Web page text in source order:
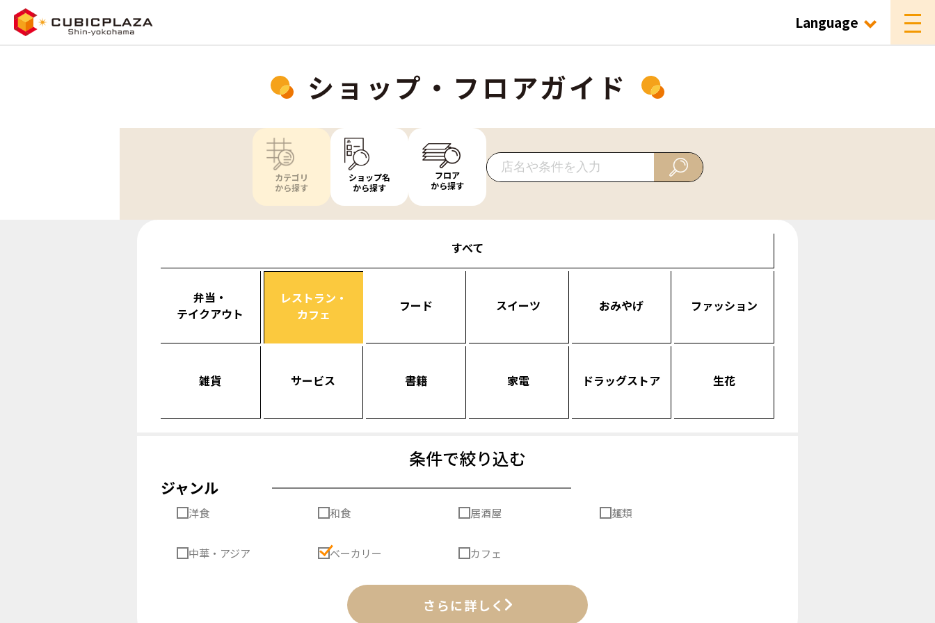
Language
ショップ・フロアガイド
カテゴリ
から探す
ショップ名
から探す
フロア
から探す
すべて
弁当・
テイクアウト
レストラン・
カフェ
フード スイーツ おみやげ ファッション
雑貨 サービス 書籍 家電 ドラッグストア 生花
条件で絞り込む
ジャンル
洋食 和食 居酒屋 麺類
中華・アジア ベーカリー カフェ
さらに詳しく